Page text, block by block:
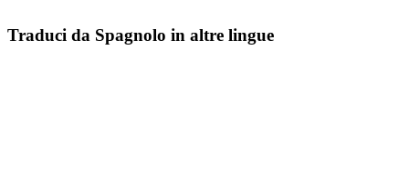
Traduci da Spagnolo in altre lingue